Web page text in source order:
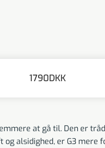
1790DKK
at gå til. Den er
alsidighed, er G3